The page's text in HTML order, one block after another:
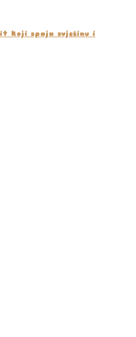
koji spaja svježinu i